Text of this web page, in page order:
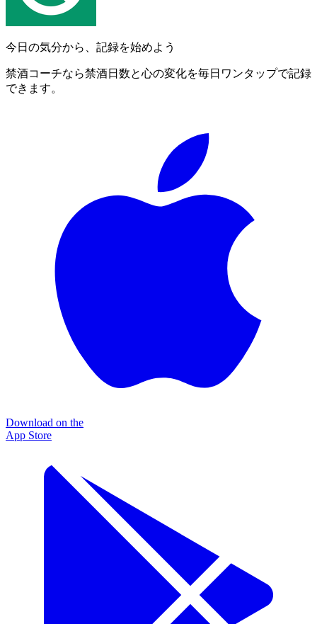
今日の気分から、記録を始めよう
禁酒コーチなら禁酒日数と心の変化を毎日ワンタップで記録
できます。
Download on the
App Store